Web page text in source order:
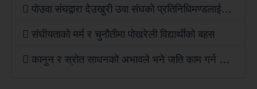
पोउवा संघद्वारा देउखुरी उवा संघको प्रतिनिधिमण्डलाई स्वागतसँगै सहकार्यको सहमति
संघीयताको मर्म र चुनौतीमा पोखरेली विद्यार्थीको बहस
कानुन र स्रोत साधनको अभावले भने जति काम गर्न सकिएन: जिसस प्रमुख पौडेल